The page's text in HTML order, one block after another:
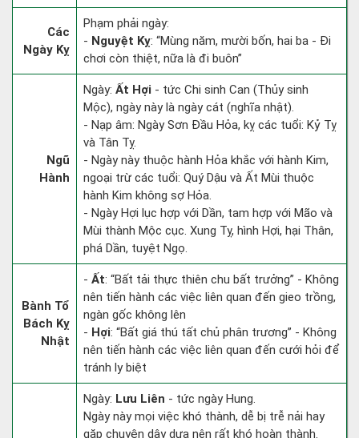
Các
Ngày Kỵ
Phạm phải ngày:
- Nguyệt Kỵ: “Mùng năm, mười bốn, hai ba - Đi
chơi còn thiệt, nữa là đi buôn”
Ngũ
Hành
Ngày: Ất Hợi - tức Chi sinh Can (Thủy sinh
Mộc), ngày này là ngày cát (nghĩa nhật).
- Nạp âm: Ngày Sơn Đầu Hỏa, kỵ các tuổi: Kỷ Tỵ
và Tân Tỵ.
- Ngày này thuộc hành Hỏa khắc với hành Kim,
ngoại trừ các tuổi: Quý Dậu và Ất Mùi thuộc
hành Kim không sợ Hỏa.
- Ngày Hợi lục hợp với Dần, tam hợp với Mão và
Mùi thành Mộc cục. Xung Tỵ, hình Hợi, hại Thân,
phá Dần, tuyệt Ngọ.
Bành Tổ
Bách Kỵ
Nhật
- Ất: “Bất tải thực thiên chu bất trưởng” - Không
nên tiến hành các việc liên quan đến gieo trồng,
ngàn gốc không lên
- Hợi: “Bất giá thú tất chủ phân trương” - Không
nên tiến hành các việc liên quan đến cưới hỏi để
tránh ly biệt
Ngày: Lưu Liên - tức ngày Hung.
Ngày này mọi việc khó thành, dễ bị trễ nải hay
gặp chuyện dây dưa nên rất khó hoàn thành.